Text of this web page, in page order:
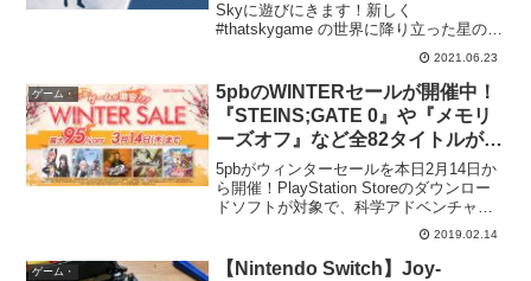
訪！6月24日(木)16:00～6月28日
(月)15:59まで！必要なキャンドル
Skyに遊びにきます！新しく
#thatskygame の世界に降り立った星の子
どもたちや、時間になっても精霊さんと
ホームで会えないという星の子どもたち
は、峡谷までのストーリーを完了してい
るこ...
2021.06.23
ゲーム・
5pbのWINTERセールが開催中！
『STEINS;GATE 0』や『メモリ
ーズオフ』など全82タイトルが最
大95%OFF！〜3月14日まで。
5pbがウィンターセールを本日2月14日か
ら開催！PlayStation Storeのダウンロー
ドソフトが対象で、科学アドベンチャー
シリーズもちろんあり。（画像はYoutube
より）#5pbセール は本日から開始です！
シュタゲなど #科学A...
2019.02.14
ゲーム・
【Nintendo Switch】Joy-